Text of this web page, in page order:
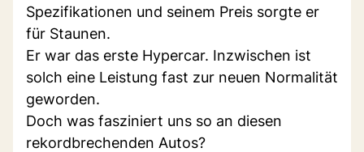
Spezifikationen und seinem Preis sorgte er
für Staunen.
Er war das erste Hypercar. Inzwischen ist
solch eine Leistung fast zur neuen Normalität
geworden.
Doch was fasziniert uns so an diesen
rekordbrechenden Autos?